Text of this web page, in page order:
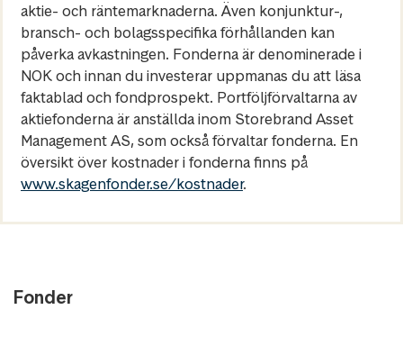
aktie- och räntemarknaderna. Även konjunktur-,
bransch- och bolagsspecifika förhållanden kan
påverka avkastningen. Fonderna är denominerade i
NOK och innan du investerar uppmanas du att läsa
faktablad och fondprospekt. Portföljförvaltarna av
aktiefonderna är anställda inom Storebrand Asset
Management AS, som också förvaltar fonderna. En
översikt över kostnader i fonderna finns på
www.skagenfonder.se/kostnader.
Fonder